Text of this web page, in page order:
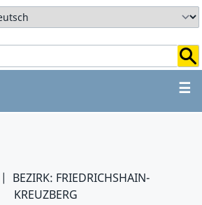
☰
ZUM HAUPTBEREICH
BEZIRK: FRIEDRICHSHAIN-
KREUZBERG